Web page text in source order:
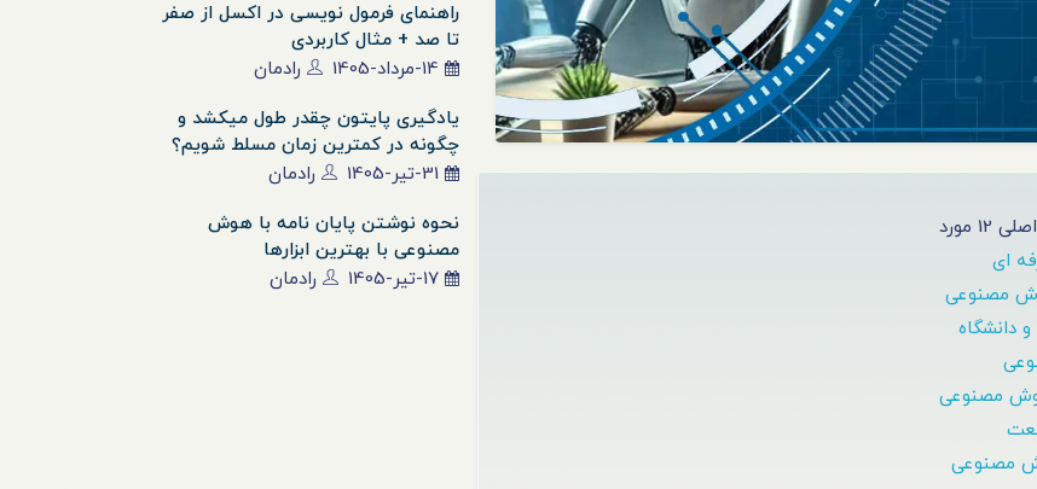
راهنمای فرمول نویسی در اکسل از صفر
تا صد + مثال کاربردی
14-مرداد-1405
رادمان
یادگیری پایتون چقدر طول میکشد و
چگونه در کمترین زمان مسلط شویم؟
31-تیر-1405
رادمان
نحوه نوشتن پایان نامه با هوش
مصنوعی با بهترین ابزارها
17-تیر-1405
رادمان
12 مورد